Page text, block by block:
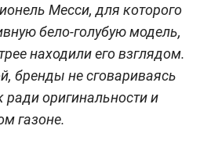
Месси, для которого
бело-голубую модель,
находили его взглядом.
бренды не сговариваясь
ради оригинальности и
газоне.